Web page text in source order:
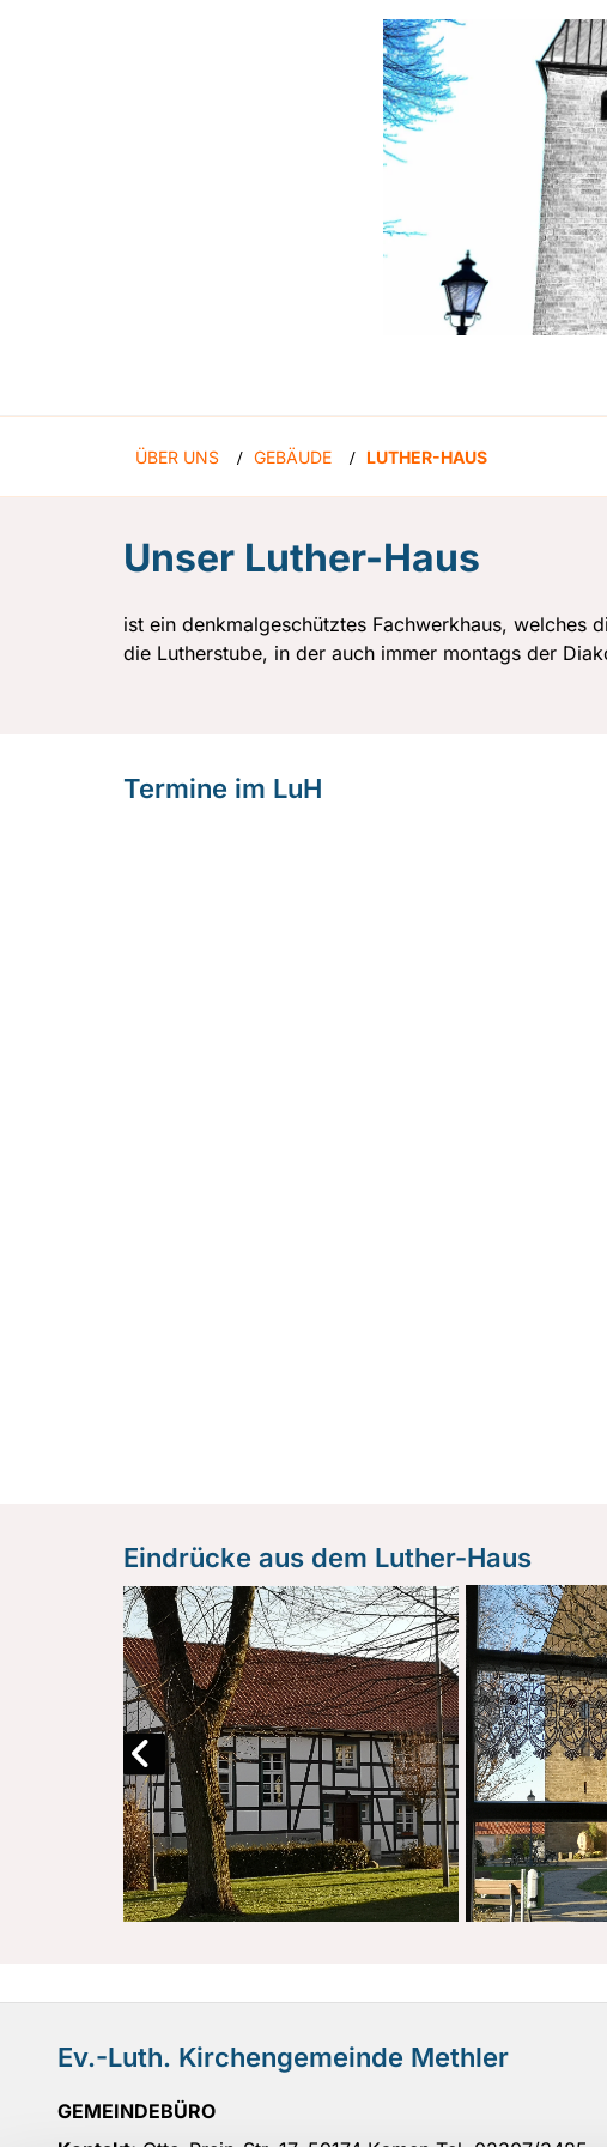
ÜBER UNS / GEBÄUDE / LUTHER-HAUS
Unser Luther-Haus
ist ein denkmalgeschütztes Fachwerkhaus, welches
die Lutherstube, in der auch immer montags der
Termine im LuH
Eindrücke aus dem Luther-Haus
Ev.-Luth. Kirchengemeinde Methler
GEMEINDEBÜRO